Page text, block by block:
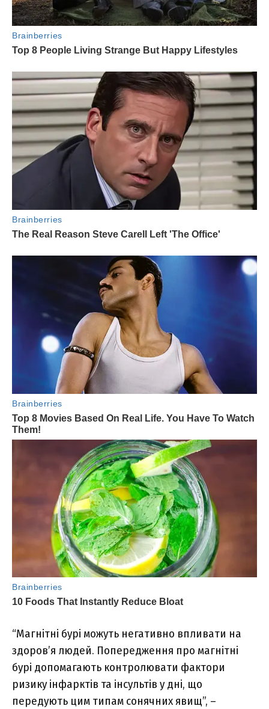
“Магнітні бурі можуть негативно впливати на
здоров’я людей. Попередження про магнітні
бурі допомагають контролювати фактори
ризику інфарктів та інсультів у дні, що
передують цим типам сонячних явищ”, –